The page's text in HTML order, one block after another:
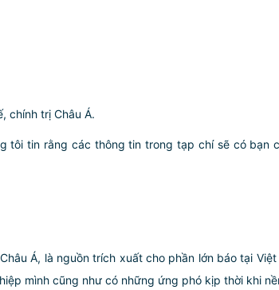
chính trị Châu Á.
tin rằng các thông tin trong tạp chí sẽ có bạn
Á, là nguồn trích xuất cho phần lớn báo tại
mình cũng như có những ứng phó kịp thời khi